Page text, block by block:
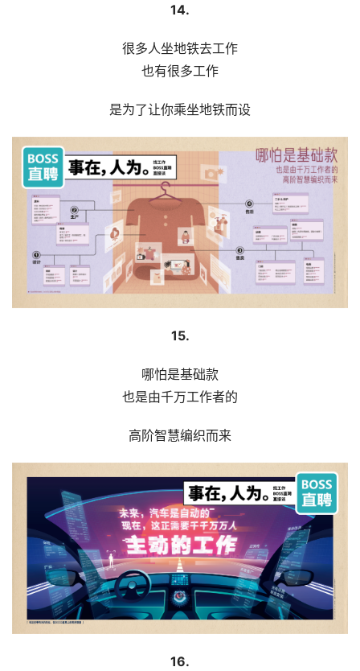
14.
很多人坐地铁去工作
也有很多工作
是为了让你乘坐地铁而设
15.
哪怕是基础款
也是由千万工作者的
高阶智慧编织而来
16.